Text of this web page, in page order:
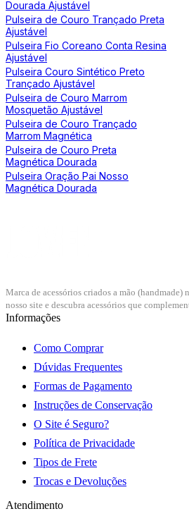
Dourada Ajustável
Pulseira de Couro Trançado Preta
Ajustável
Pulseira Fio Coreano Conta Resina
Ajustável
Pulseira Couro Sintético Preto
Trançado Ajustável
Pulseira de Couro Marrom
Mosquetão Ajustável
Pulseira de Couro Trançado
Marrom Magnética
Pulseira de Couro Preta
Magnética Dourada
Pulseira Oração Pai Nosso
Magnética Dourada
Marca de acessórios criados a mão
nosso site e descubra acessórios que
Informações
Como Comprar
Dúvidas Frequentes
Formas de Pagamento
Instruções de Conservação
O Site é Seguro?
Política de Privacidade
Tipos de Frete
Trocas e Devoluções
Atendimento